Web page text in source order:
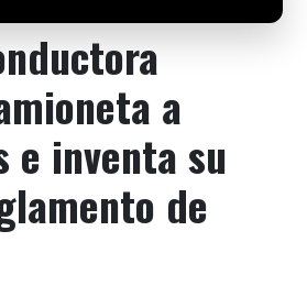
a
e inventa su
de